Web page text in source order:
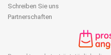
Schreiben Sie uns
Partnerschaften